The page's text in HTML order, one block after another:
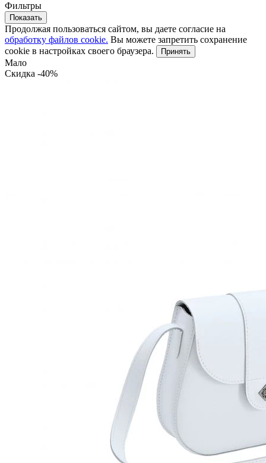
Фильтры
Показать
Продолжая пользоваться сайтом, вы даете согласие на
обработку файлов cookie. Вы можете запретить сохранение
cookie в настройках своего браузера.
Принять
Мало
Скидка -40%